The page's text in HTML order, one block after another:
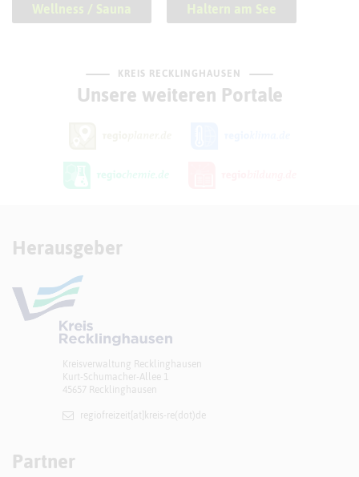
Wellness / Sauna Haltern am See
KREIS RECKLINGHAUSEN
Unsere weiteren Portale
Herausgeber
Kreisverwaltung Recklinghausen
Kurt-Schumacher-Allee 1
45657 Recklinghausen
regiofreizeit[at]​kreis-re(dot)de
Partner